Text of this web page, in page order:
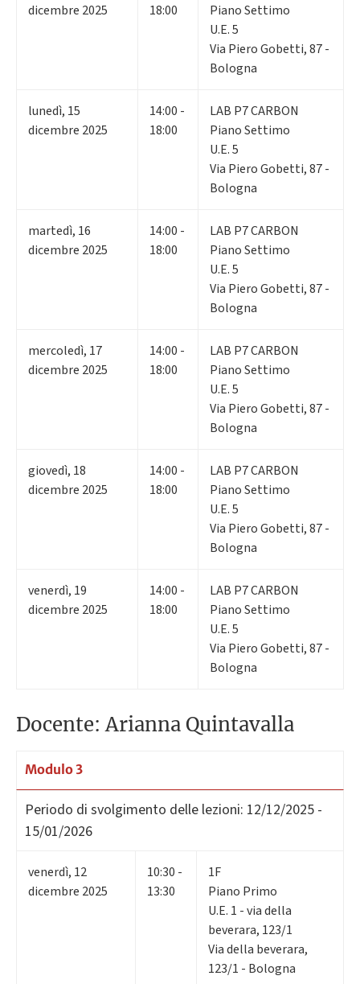
dicembre 2025 18:00
Piano Settimo
U.E. 5
Via Piero Gobetti, 87 -
Bologna
lunedì, 15
dicembre 2025
14:00 -
18:00
LAB P7 CARBON
Piano Settimo
U.E. 5
Via Piero Gobetti, 87 -
Bologna
martedì, 16
dicembre 2025
14:00 -
18:00
LAB P7 CARBON
Piano Settimo
U.E. 5
Via Piero Gobetti, 87 -
Bologna
mercoledì, 17
dicembre 2025
14:00 -
18:00
LAB P7 CARBON
Piano Settimo
U.E. 5
Via Piero Gobetti, 87 -
Bologna
giovedì, 18
dicembre 2025
14:00 -
18:00
LAB P7 CARBON
Piano Settimo
U.E. 5
Via Piero Gobetti, 87 -
Bologna
venerdì, 19
dicembre 2025
14:00 -
18:00
LAB P7 CARBON
Piano Settimo
U.E. 5
Via Piero Gobetti, 87 -
Bologna
Docente: Arianna Quintavalla
Modulo 3
Periodo di svolgimento delle lezioni: 12/12/2025 -
15/01/2026
venerdì, 12
dicembre 2025
10:30 -
13:30
1F
Piano Primo
U.E. 1 - via della
beverara, 123/1
Via della beverara,
123/1 - Bologna